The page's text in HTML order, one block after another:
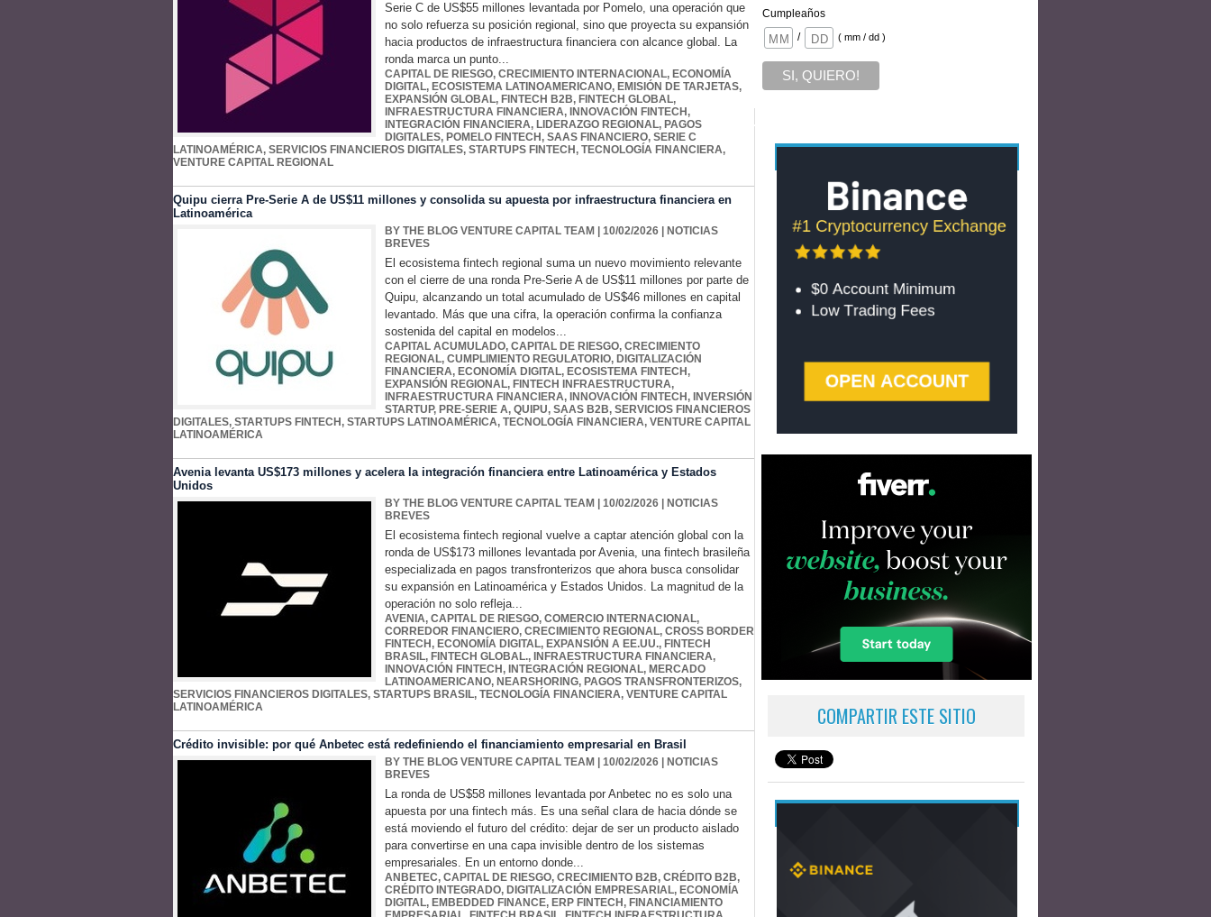
Serie C de US$55 millones levantada por Pomelo, una operación que
no solo refuerza su posición regional, sino que proyecta su expansión
hacia productos de infraestructura financiera con alcance global. La
ronda marca un punto...
CAPITAL DE RIESGO, CRECIMIENTO INTERNACIONAL, ECONOMÍA
DIGITAL, ECOSISTEMA LATINOAMERICANO, EMISIÓN DE TARJETAS,
EXPANSIÓN GLOBAL, FINTECH B2B, FINTECH GLOBAL,
INFRAESTRUCTURA FINANCIERA, INNOVACIÓN FINTECH ,
INTEGRACIÓN FINANCIERA, LIDERAZGO REGIONAL, PAGOS
DIGITALES, POMELO FINTECH , SAAS FINANCIERO, SERIE C
LATINOAMÉRICA, SERVICIOS FINANCIEROS DIGITALES, STARTUPS FINTECH , TECNOLOGÍA FINANCIERA,
VENTURE CAPITAL REGIONAL
Quipu cierra Pre-Serie A de US$11 millones y consolida su apuesta por infraestructura financiera en
Latinoamérica
BY THE BLOG VENTURE CAPITAL TEAM | 10/02/2026
NOTICIAS
BREVES
El ecosistema fintech regional suma un nuevo movimiento relevante
con el cierre de una ronda Pre-Serie A de US$11 millones por parte de
Quipu, alcanzando un total acumulado de US$46 millones en capital
levantado. Más que una cifra, la operación confirma la confianza
sostenida del capital en modelos...
CAPITAL ACUMULADO, CAPITAL DE RIESGO, CRECIMIENTO
REGIONAL, CUMPLIMIENTO REGULATORIO, DIGITALIZACIÓN
FINANCIERA, ECONOMÍA DIGITAL, ECOSISTEMA FINTECH ,
EXPANSIÓN REGIONAL, FINTECH INFRAESTRUCTURA,
INFRAESTRUCTURA FINANCIERA, INNOVACIÓN FINTECH , INVERSIÓN
STARTUP, PRE-SERIE A, QUIPU, SAAS B2B, SERVICIOS FINANCIEROS
DIGITALES, STARTUPS FINTECH , STARTUPS LATINOAMÉRICA, TECNOLOGÍA FINANCIERA, VENTURE CAPITAL
LATINOAMÉRICA
Avenia levanta US$173 millones y acelera la integración financiera entre Latinoamérica y Estados
Unidos
BY THE BLOG VENTURE CAPITAL TEAM | 10/02/2026
NOTICIAS
BREVES
El ecosistema fintech regional vuelve a captar atención global con la
ronda de US$173 millones levantada por Avenia, una fintech brasileña
especializada en pagos transfronterizos que ahora busca consolidar
su expansión en Latinoamérica y Estados Unidos. La magnitud de la
operación no solo refleja...
AVENIA, CAPITAL DE RIESGO, COMERCIO INTERNACIONAL,
CORREDOR FINANCIERO, CRECIMIENTO REGIONAL, CROSS BORDER
FINTECH , ECONOMÍA DIGITAL, EXPANSIÓN A EE.UU., FINTECH
BRASIL, FINTECH GLOBAL., INFRAESTRUCTURA FINANCIERA,
INNOVACIÓN FINTECH , INTEGRACIÓN REGIONAL, MERCADO
LATINOAMERICANO, NEARSHORING, PAGOS TRANSFRONTERIZOS,
SERVICIOS FINANCIEROS DIGITALES, STARTUPS BRASIL, TECNOLOGÍA FINANCIERA, VENTURE CAPITAL
LATINOAMÉRICA
Crédito invisible: por qué Anbetec está redefiniendo el financiamiento empresarial en Brasil
BY THE BLOG VENTURE CAPITAL TEAM | 10/02/2026
NOTICIAS
BREVES
La ronda de US$58 millones levantada por Anbetec no es solo una
apuesta por una fintech más. Es una señal clara de hacia dónde se
está moviendo el futuro del crédito: dejar de ser un producto aislado
para convertirse en una capa invisible dentro de los sistemas
empresariales. En un entorno donde...
ANBETEC, CAPITAL DE RIESGO, CRECIMIENTO B2B, CRÉDITO B2B,
CRÉDITO INTEGRADO, DIGITALIZACIÓN EMPRESARIAL, ECONOMÍA
DIGITAL, EMBEDDED FINANCE, ERP FINTECH , FINANCIAMIENTO
Cumpleaños
/
( mm / dd )
COMPARTIR ESTE SITIO